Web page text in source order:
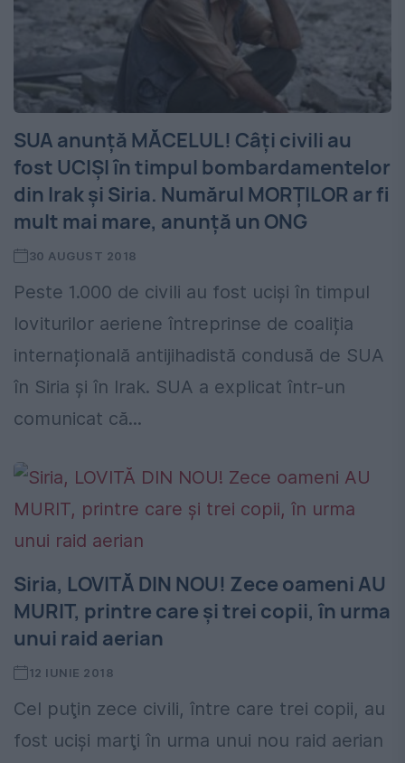
SUA anunță MĂCELUL! Câți civili au
fost UCIȘI în timpul bombardamentelor
din Irak și Siria. Numărul MORȚILOR ar fi
mult mai mare, anunță un ONG
30 AUGUST 2018
Peste 1.000 de civili au fost uciși în timpul
loviturilor aeriene întreprinse de coaliția
internațională antijihadistă condusă de SUA
în Siria și în Irak. SUA a explicat într-un
comunicat că...
Siria, LOVITĂ DIN NOU! Zece oameni AU
MURIT, printre care și trei copii, în urma
unui raid aerian
12 IUNIE 2018
Cel puţin zece civili, între care trei copii, au
fost ucişi marţi în urma unui nou raid aerian